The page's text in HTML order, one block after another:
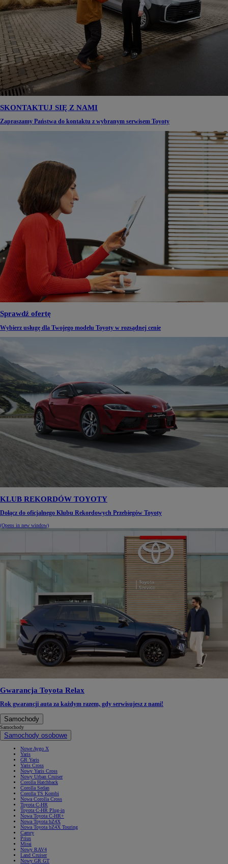
SKONTAKTUJ SIĘ Z NAMI
Zapraszamy Państwa do kontaktu z wybranym serwisem Toyoty
Sprawdź ofertę
Wybierz usługę dla Twojego modelu Toyoty w rozsądnej cenie
KLUB REKORDÓW TOYOTY
Dołącz do oficjalnego Klubu Rekordowych Przebiegów Toyoty
(Opens in new window)
Gwarancja Toyota Relax
Rok gwarancji auta za każdym razem, gdy serwisujesz z nami!
Samochody
Samochody
Samochody osobowe
Nowe Aygo X
Yaris
GR Yaris
Yaris Cross
Nowy Yaris Cross
Nowy Urban Cruiser
Corolla Hatchback
Corolla Sedan
Corolla TS Kombi
Nowa Corolla Cross
Toyota C-HR
Toyota C-HR Plug-in
Nowa Toyota C-HR+
Nowa Toyota bZ4X
Nowa Toyota bZ4X Touring
Camry
Prius
Mirai
Nowy RAV4
Land Cruiser
Nowy GR GT